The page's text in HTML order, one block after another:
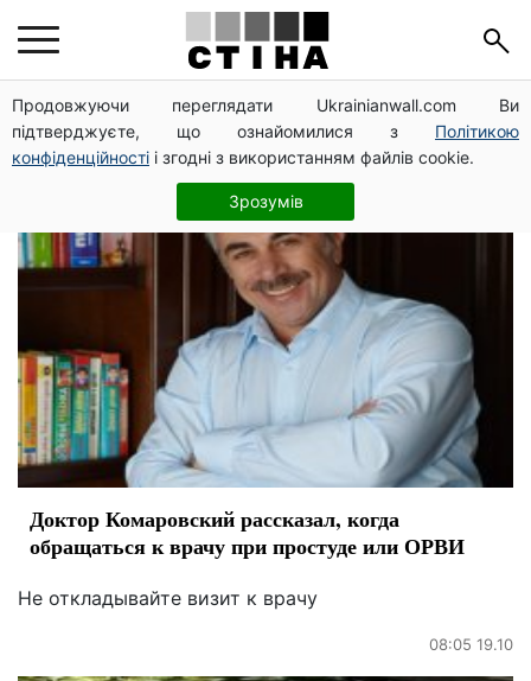
Продовжуючи переглядати Ukrainianwall.com Ви
підтверджуєте, що ознайомилися з Політикою
конфіденційності і згодні з використанням файлів cookie.
Зрозумів
заболевания
Доктор Комаровский рассказал, когда
обращаться к врачу при простуде или ОРВИ
Не откладывайте визит к врачу
08:05 19.10